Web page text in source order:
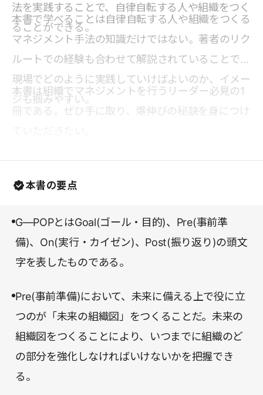
法を実践することで、自律自転する人や組織をつく
ることができる。
本書で学べることは自律自転する人や組織をつくる
マネジメント手法の知識だけではない。著者のリク
ルートでの経験も合わせて解説されていることで、
現場でどのように実践していけばよいのか、イメー
ジも掴みやすい。
本書は組織でマネジメントを行うリーダー必見の1
冊である。ぜひ手に取り、爆伸びの秘訣を身につけ
本書の要点
G―POPとはGoal(ゴール・目的)、Pre(事前準
備)、On(実行・カイゼン)、Post(振り返り)の頭文
字を表したものである。
Pre(事前準備)において、未来に備える上で役に立
つのが「未来の組織図」をつくることだ。未来の
組織図をつくることにより、いつまでに組織のど
の部分を強化しなければいけないかを把握でき
る。